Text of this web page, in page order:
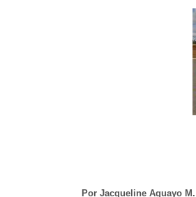
Por Jacqueline Aguayo M.